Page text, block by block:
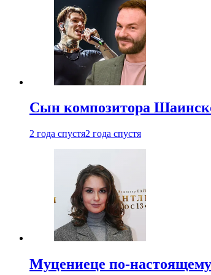
Сын композитора
2 года спустя2 года спустя
Муцениеце по-